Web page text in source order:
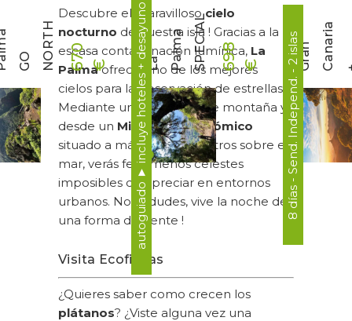
l
O
O H 6
7
0 € autoguiado ► incluye hoteles + desayuno L
a
P
a
l
m a
S
P
E
C
I
A L 6
9
8 € 8 días - Send. Independ. - 2 islasr
a
n
n
a
r a
l
m
Descubre el maravillosocielo
nocturno de nuestra isla ! Gracias a la
escasa contaminación lumínica, La
Palmaofrece uno de los mejores
cielos para la observación de estrellas.
Mediante un telescopio de montaña y
desde un Mirador Astronómico
situado a más de 1000 metros sobre el
mar, verás fenómenos celestes
imposibles de apreciar en entornos
urbanos. No lo dudes, vive la noche de
una forma diferente !
Visita Ecofincas
¿Quieres saber como crecen los
plátanos? ¿Viste alguna vez una